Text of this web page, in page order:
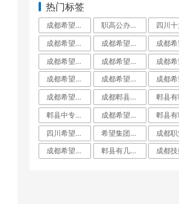
热门标签
成都希望职业学校百度百科_成都希望职业学校官网 职高公办好还是民办好_职高公办好还是私立好呢
成都希望职业学校是公立还是私立_成都希望职业学校到底有多坑
成都希望职业学校升学率如何就业保障_成都希望职业学校招生学费
成都希望职业学校口碑好不好_成都希望职业学校民办
成都希望职业学校到底有多坑郫县希望职校坑_成都希望职业学校烹饪专业
成都希望职业学校有哪些专业_成都希望职业学校
成都希望职业学校好不好学校到底怎么样_成都希望职业教育学校
成都希望职业学校是技校吗_成都希望职业教育学校
成都郫县希望职业学校专业对口率就业分配工_成都郫县希望职业学校
郫县中专学校郫县中专职业学校有哪些_郫县中专学校有几所
成都希望职业学校名师指导_成都希望职业学校烹饪专业
四川希望职业学校简介_四川希望职业学院
希望集团在成都的大专学校_希望集团成都有哪些学校
成都希望学院本科录取分数线_成都希望学院是几本
郫县有几所职高郫都职高有哪几所_郫县有几所职高学校